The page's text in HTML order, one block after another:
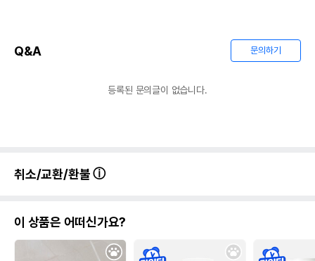
Q&A 문의하기
등록된 문의글이 없습니다.
취소/교환/환불
이 상품은 어떠신가요?